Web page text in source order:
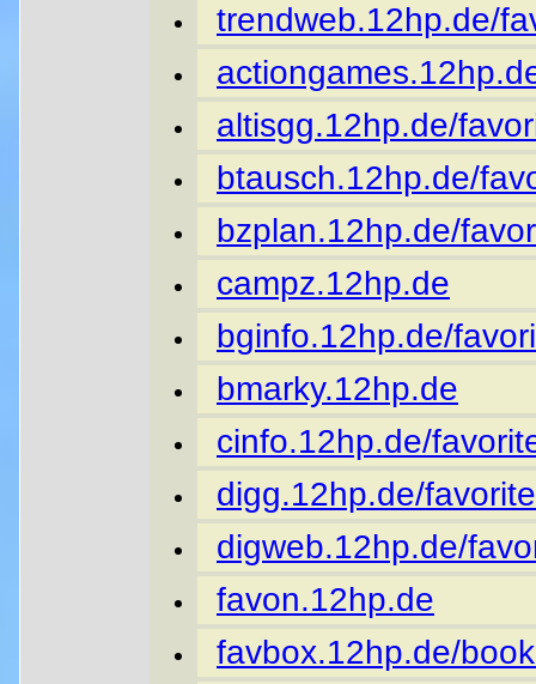
trendweb.12hp.de/
altisgg.12hp.de/
btausch.12hp.de/
bzplan.12hp.de/
campz.12hp.de
bginfo.12hp.de/
bmarky.12hp.de
cinfo.12hp.de/
digg.12hp.de/
digweb.12hp.de/
favon.12hp.de
favbox.12hp.de/